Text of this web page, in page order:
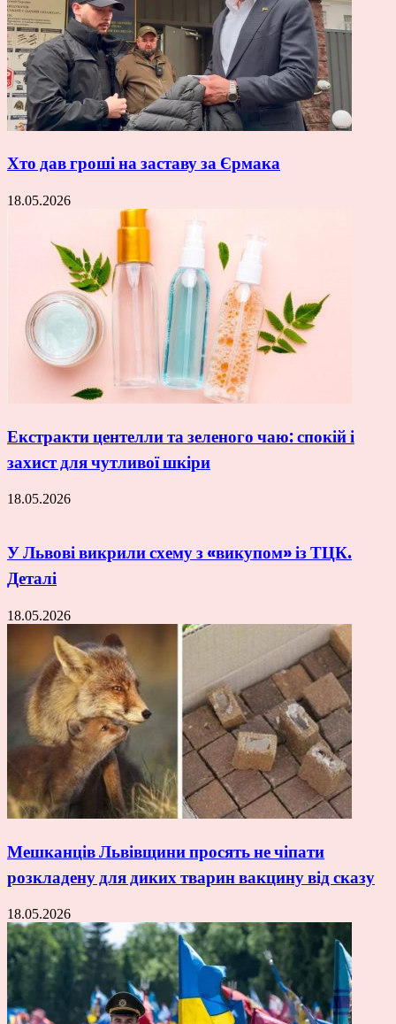
Хто дав гроші на заставу за Єрмака
18.05.2026
Екстракти центелли та зеленого чаю: спокій і
захист для чутливої шкіри
18.05.2026
У Львові викрили схему з «викупом» із ТЦК.
Деталі
18.05.2026
Мешканців Львівщини просять не чіпати
розкладену для диких тварин вакцину від сказу
18.05.2026